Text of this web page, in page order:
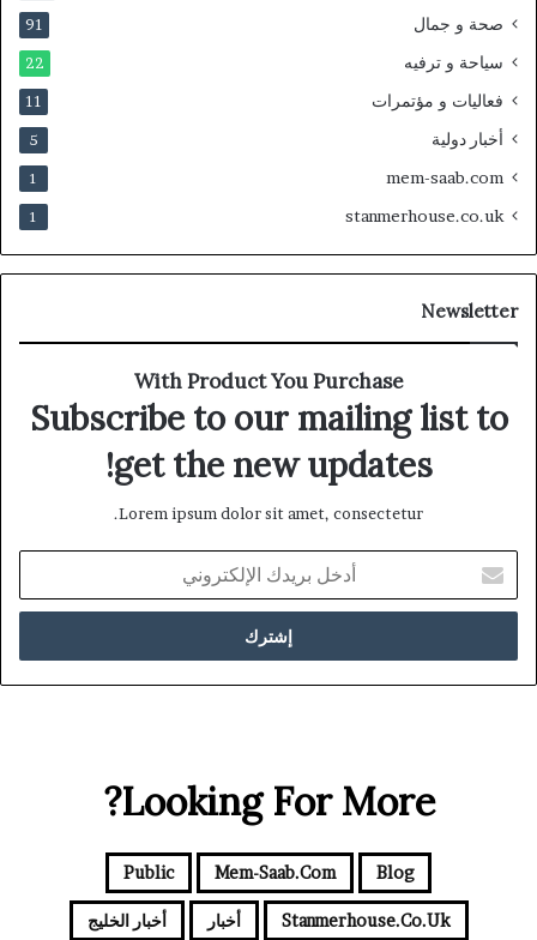
صحة و جمال 91
سياحة و ترفيه 22
فعاليات و مؤتمرات 11
أخبار دولية 5
mem-saab.com
1
stanmerhouse.co.uk
1
Newsletter
With Product You Purchase
Subscribe to our mailing list to
get the new updates!
Lorem ipsum dolor sit amet, consectetur.
بريدك
الإلكتروني
Looking For More?
Blog
Mem-Saab.com
Public
Stanmerhouse.co.uk أخبار أخبار الخليج